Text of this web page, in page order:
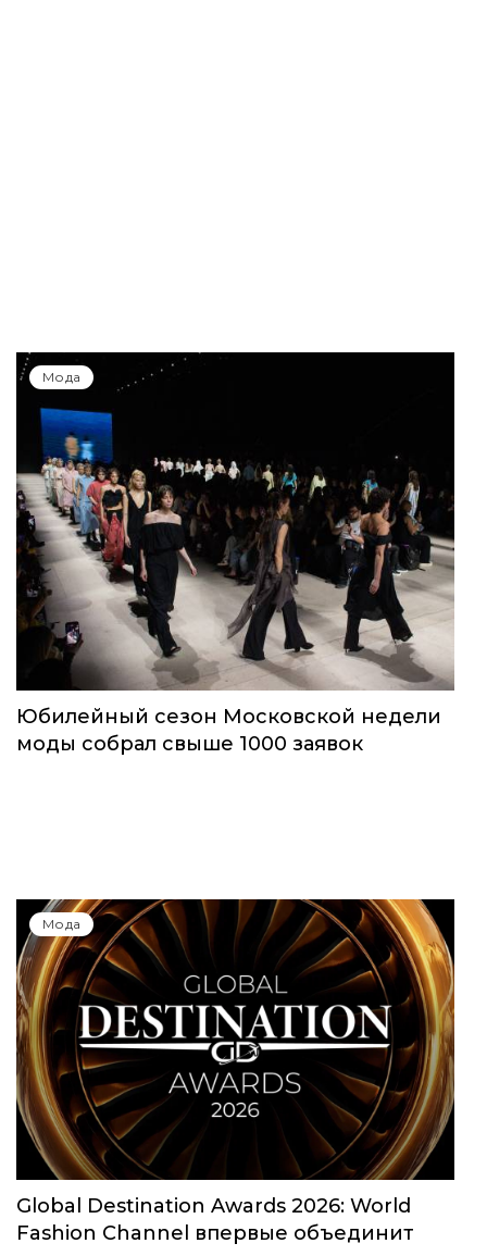
Мода
Юбилейный сезон Московской недели
моды собрал свыше 1000 заявок
Мода
Global Destination Awards 2026: World
Fashion Channel впервые объединит